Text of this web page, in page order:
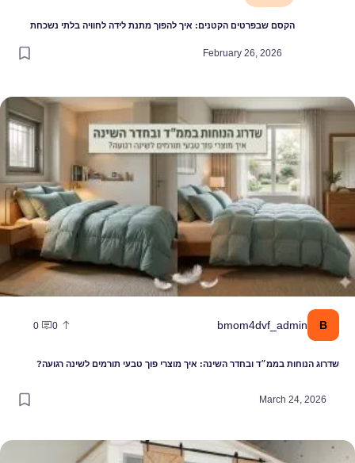
הקסם שבפרטים הקטנים: איך להפוך מתנת לידה לחוויה בלתי נשכחת
February 26, 2026
B
bmom4dvf_admin
0
0
שדרוג הנוחות בממ״ד ובחדר השינה: איך מוצרי פוך טבעי תורמים לשינה רגועה?
March 24, 2026
שדרוג הנוחות בממ״ד ובחדר השינה: איך מוצרי פוך טבעי תורמים לשינה
איך להפוך חדר ילדים למרחב אישי ומעצים